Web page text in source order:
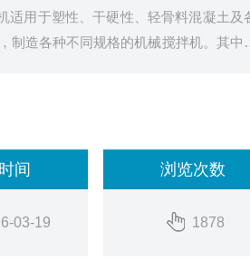
适用于塑性、干硬性、轻骨料混凝土及
制造各种不同规格的机械搅拌机。其中
间
03-19
浏览次数
1878